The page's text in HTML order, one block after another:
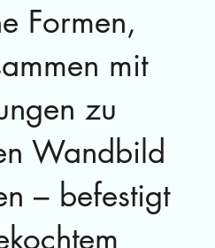
Formen,
mit
zu
Wandbild
– befestigt